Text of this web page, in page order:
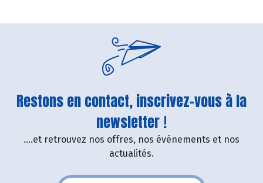
Restons en contact, inscrivez-vous à la
newsletter !
....et retrouvez nos offres, nos événements et nos
actualités.